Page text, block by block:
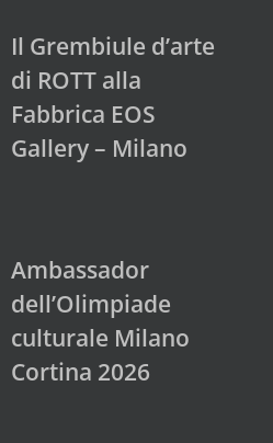
Il Grembiule d’arte
di ROTT alla
Fabbrica EOS
Gallery – Milano
Ambassador
dell’Olimpiade
culturale Milano
Cortina 2026